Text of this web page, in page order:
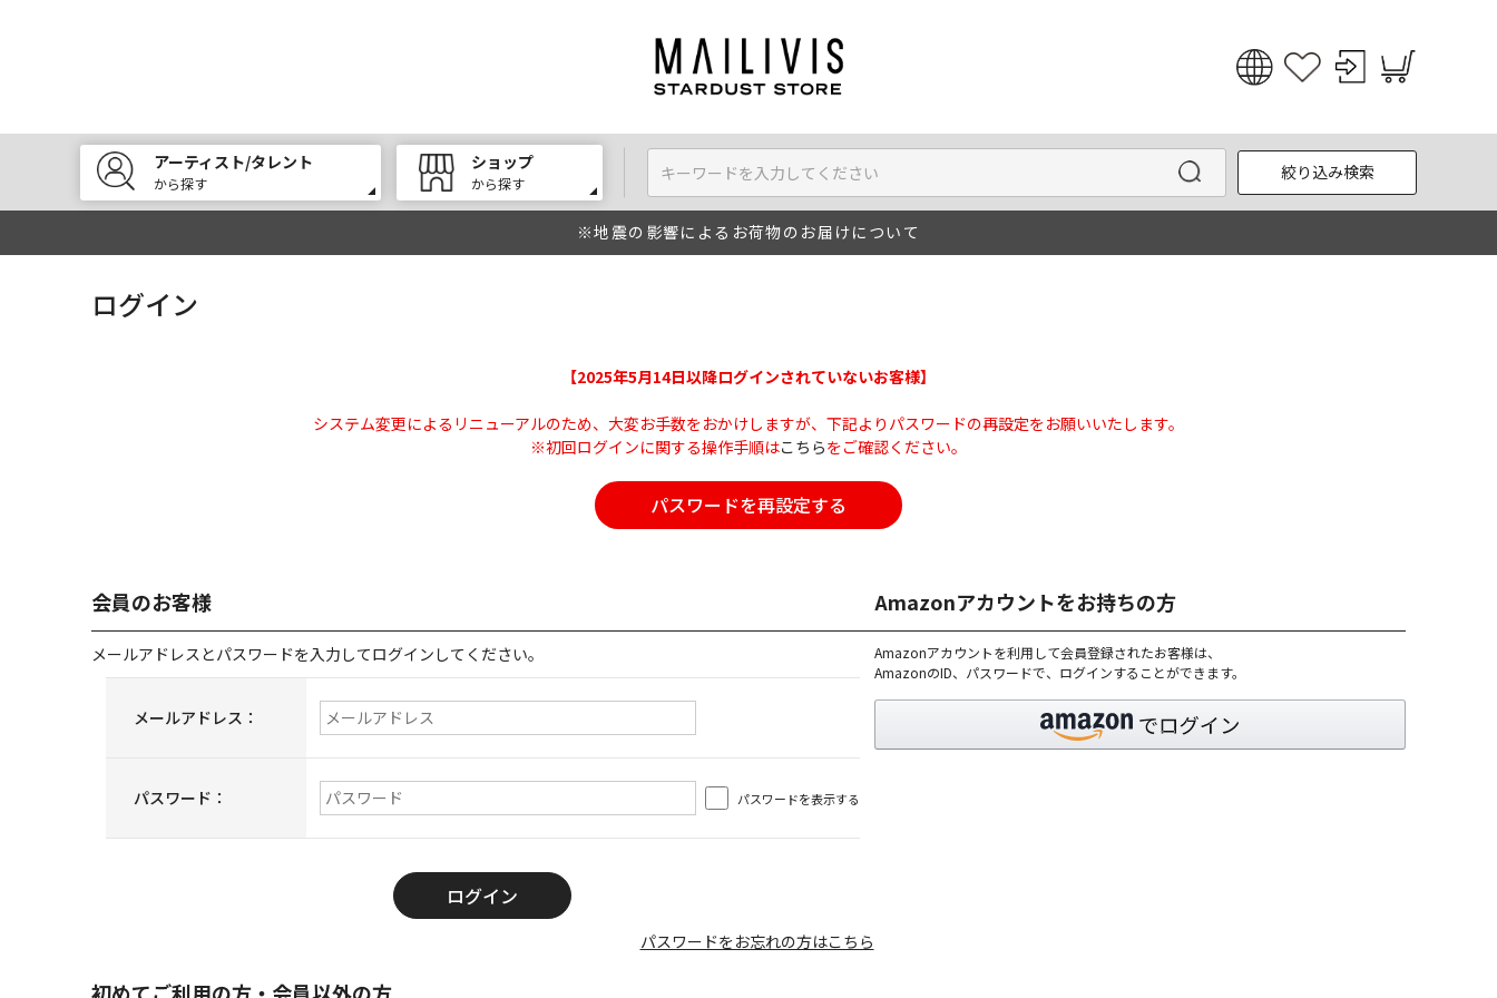
English
한국어
アーティスト/タレント
から探す
ショップ
から探す
絞り込み検索
※地震の影響によるお荷物のお届けについて
ログイン
【2025年5月14日以降ログインされていないお客様】
システム変更によるリニューアルのため、大変お手数をおかけしますが、下記よりパスワードの再設定をお願いいたします。
※初回ログインに関する操作手順はこちらをご確認ください。
パスワードを再設定する
会員のお客様
メールアドレスとパスワードを入力してログインしてください。
メールアドレス：
パスワード： パスワードを表示する
パスワードをお忘れの方はこちら
Amazonアカウントをお持ちの方
Amazonアカウントを利用して会員登録されたお客様は、
AmazonのID、パスワードで、ログインすることができます。